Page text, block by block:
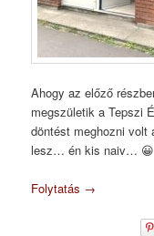
Ahogy az előző
megszületik a Tepszi
döntést meghozni volt
lesz… én kis naiv… 😀
Folytatás →